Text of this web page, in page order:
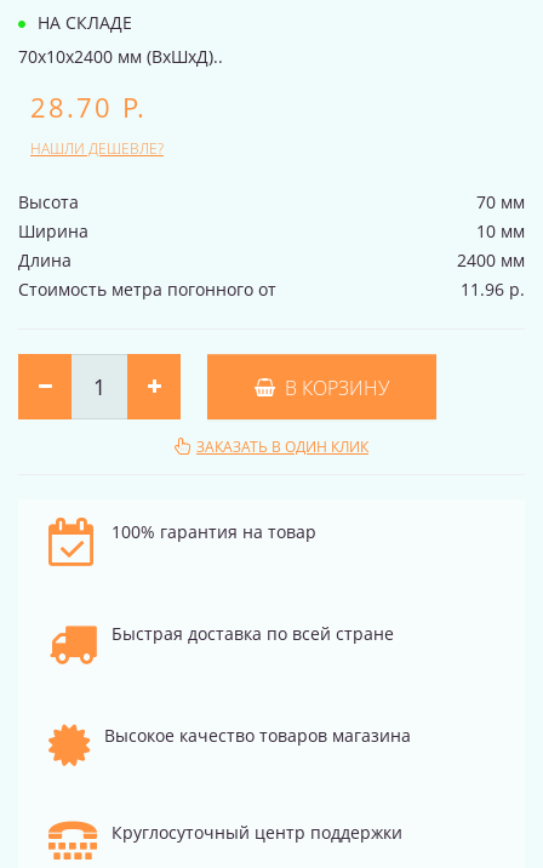
НА СКЛАДЕ
70x10x2400 мм (ВхШхД)..
28.70 Р.
НАШЛИ ДЕШЕВЛЕ?
Высота
70 мм
Ширина
10 мм
Длина
2400 мм
Стоимость метра погонного от
11.96 р.
В КОРЗИНУ
ЗАКАЗАТЬ В ОДИН КЛИК
100% гарантия на товар
Быстрая доставка по всей стране
Высокое качество товаров магазина
Круглосуточный центр поддержки